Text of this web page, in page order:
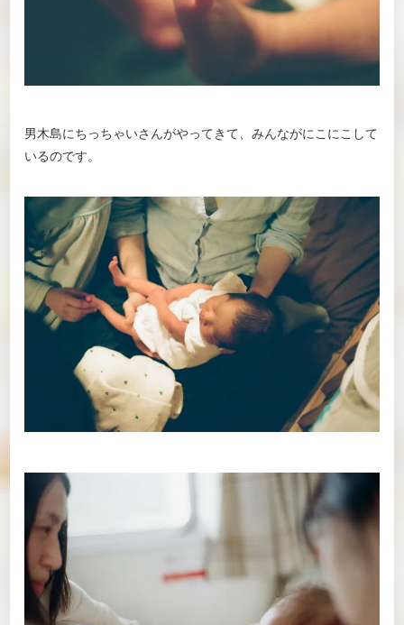
男木島にちっちゃいさんがやってきて、みんながにこにこして
いるのです。